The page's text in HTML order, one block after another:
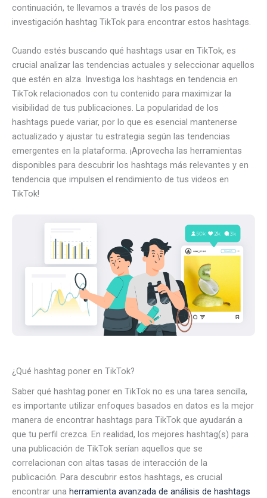
continuación, te llevamos a través de los pasos de
investigación hashtag TikTok para encontrar estos hashtags.
Cuando estés buscando qué hashtags usar en TikTok, es
crucial analizar las tendencias actuales y seleccionar aquellos
que estén en alza. Investiga los hashtags en tendencia en
TikTok relacionados con tu contenido para maximizar la
visibilidad de tus publicaciones. La popularidad de los
hashtags puede variar, por lo que es esencial mantenerse
actualizado y ajustar tu estrategia según las tendencias
emergentes en la plataforma. ¡Aprovecha las herramientas
disponibles para descubrir los hashtags más relevantes y en
tendencia que impulsen el rendimiento de tus videos en
TikTok!
¿Qué hashtag poner en TikTok?
Saber qué hashtag poner en TikTok no es una tarea sencilla,
es importante utilizar enfoques basados en datos es la mejor
manera de encontrar hashtags para TikTok que ayudarán a
que tu perfil crezca. En realidad, los mejores hashtag(s) para
una publicación de TikTok serían aquellos que se
correlacionan con altas tasas de interacción de la
publicación. Para descubrir estos hashtags, es crucial
encontrar una herramienta avanzada de análisis de hashtags